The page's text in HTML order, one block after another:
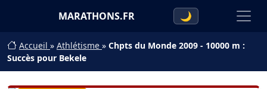
MARATHONS.FR 🌙
Accueil » Athlétisme » Chpts du Monde 2009 - 10000 m :
Succès pour Bekele